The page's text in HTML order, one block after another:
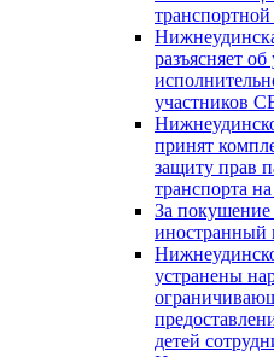
разъясняет
участников
принят
защиту прав
транспорта
За покушение
иностранный
устранены
детей